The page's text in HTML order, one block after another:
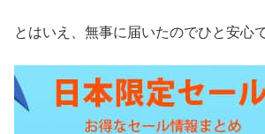
とはいえ、無事に届いたのでひと安心で